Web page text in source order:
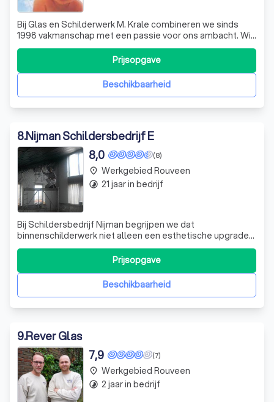
Bij Glas en Schilderwerk M. Krale combineren we sinds
1998 vakmanschap met een passie voor ons ambacht. Wij
onderscheiden ons door onze veelzijdigheid in zowel
glas- als schilderwerk, waarbij we zowel particulieren als
bedrijven bedienen. Of het nu gaat om het plaatsen van
enkel- of dubbelglas, veilBeschikbaarheid
Prijsopgave
8.Nijman Schildersbedrijf E
(8)
8,0
Bij Schildersbedrijf Nijman begrijpen we dat
binnenschilderwerk niet alleen een esthetische upgrade
van uw interieur biedt, maar ook essentieel is voor de
bescherming van uw hout en muurwerk. Wij onderscheiden
ons door een breed scala aan technieken en
mogelijkheden aan te bieden, afgestemd op uw pe
Beschikbaarheid
Prijsopgave
place Werkgebied Rouveen
timelapse 21 jaar in bedrijf
9.Rever Glas
(7)
7,9
place Werkgebied Rouveen
timelapse 2 jaar in bedrijf